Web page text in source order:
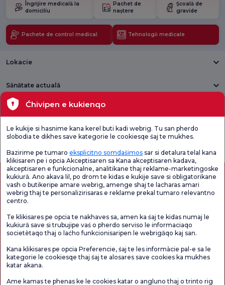
Îngrijire medicală la
domiciliu
Pachet de
naștere
Școală de
gravide
Pachete de control medical Tehnologii medicale
Lokacie
Sănătate actuală
Unități medicale
Sondaj general
Verificați
Chestionarul de
Sondaj de
Conținutul paginii are doar scop informativ. Asigurați-vă că vă consultați medicul
pentru diagnostic și tratament.
Ćhivipen e kukienqo
Le kukije si hasnime kana kerel buti kadi webrig. Tu san pherdo
slobodia te dikhes save kategorie le cookiesqe śaj te mukhes.
Bazirime pe tumaro eksplicitno somdaśimos sar si detalura telal kana
klikisaren pe i opcia Akceptisaren sa Kana akceptisaren kadava,
akceptisaren e funkcionalne, analitikane thaj reklame-marketingoske
kukiură. Ano akava lil, po drom te kidas e kukije save si obligatorikane
vash o butikeripe amare webrig, amenge shaj te lacharas amari
webrig thaj te personalizirisaras e reklame prekal tumaro relevantno
centro.
Te klikisares pe opcia te nakhaves sa, amen ka śaj te kidas numaj le
kukiură save si trubujipe vaś o pherdo serviso le informaciaqo
societètaqo thaj o laćho funkcionisaripen le webrigăqo kaj san.
Kana klikisares pe opcia Preferencie, śaj te les informàcie pal-e sa le
kategorie le cookiesqe thaj śaj te alosares save cookies ka mukhes
katar akana.
Ame kamas te phenas ke le cookies katar o angluno thaj o trinto rig